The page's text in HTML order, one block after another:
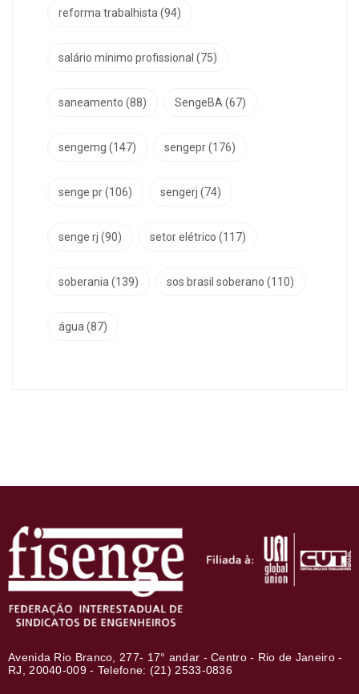
reforma trabalhista (94)
salário mínimo profissional (75)
saneamento (88) SengeBA (67)
sengemg (147) sengepr(176)
senge pr(106) sengerj (74)
senge rj (90) setor elétrico (117)
soberania (139) sos brasil soberano (110)
água (87)
Avenida Rio Branco, 277- 17° andar - Centro - Rio de Janeiro -
RJ, 20040-009 - Telefone: (21) 2533-0836